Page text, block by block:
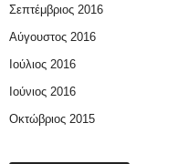
Σεπτέμβριος 2016
Αύγουστος 2016
Ιούλιος 2016
Ιούνιος 2016
Οκτώβριος 2015